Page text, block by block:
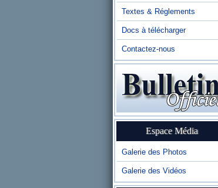
Textes & Réglements
Docs à télécharger
Contactez-nous
Espace Média
Galerie des Photos
Galerie des Vidéos